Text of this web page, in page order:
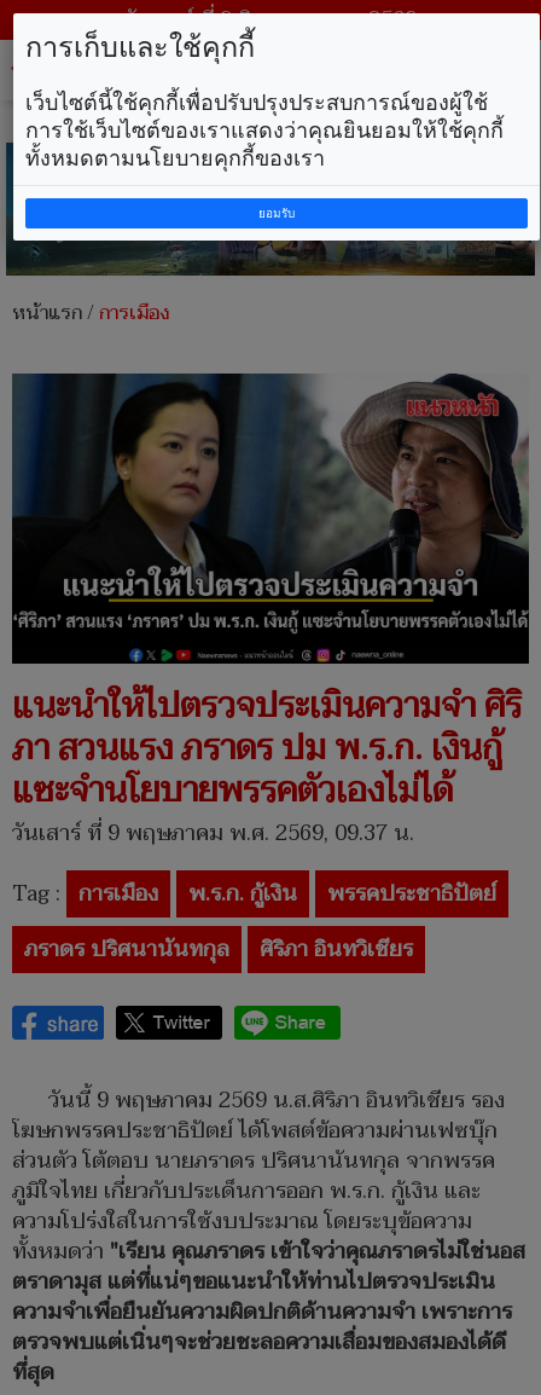
วันเสาร์ ที่ 8 สิงหาคม พ.ศ. 2569
หน้าแรก/การเมือง
แนะนำให้ไปตรวจประเมินความจำ ศิริ
ภา สวนแรง ภราดร ปม พ.ร.ก. เงินกู้
แซะจำนโยบายพรรคตัวเองไม่ได้
วันเสาร์ ที่ 9 พฤษภาคม พ.ศ. 2569, 09.37 น.
Tag : การเมือง พ.ร.ก. กู้เงิน
พรรคประชาธิปัตย์
ภราดร ปริศนานันทกุล
ศิริภา อินทวิเชียร
วันนี้ 9 พฤษภาคม 2569 น.ส.ศิริภา อินทวิเชียร รอง
โฆษกพรรคประชาธิปัตย์ ได้โพสต์ข้อความผ่านเฟซบุ๊ก
ส่วนตัว โต้ตอบ นายภราดร ปริศนานันทกุล จากพรรค
ภูมิใจไทย เกี่ยวกับประเด็นการออก พ.ร.ก. กู้เงิน และ
ความโปร่งใสในการใช้งบประมาณ โดยระบุข้อความ
ทั้งหมดว่า "เรียน คุณภราดร เข้าใจว่าคุณภราดรไม่ใช่นอส
ตราดามุส แต่ที่แน่ๆขอแนะนำให้ท่านไปตรวจประเมิน
ความจำเพื่อยืนยันความผิดปกติด้านความจำ เพราะการ
ตรวจพบแต่เนิ่นๆจะช่วยชะลอความเสื่อมของสมองได้ดี
ที่สุด
การเก็บและใช้คุกกี้
เว็บไซต์นี้ใช้คุกกี้เพื่อปรับปรุงประสบการณ์ของผู้ใช้
การใช้เว็บไซต์ของเราแสดงว่าคุณยินยอมให้ใช้คุกกี้
ทั้งหมดตามนโยบายคุกกี้ของเรา
ยอมรับ